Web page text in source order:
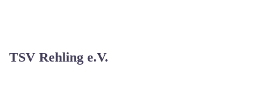
TSV Rehling e.V.